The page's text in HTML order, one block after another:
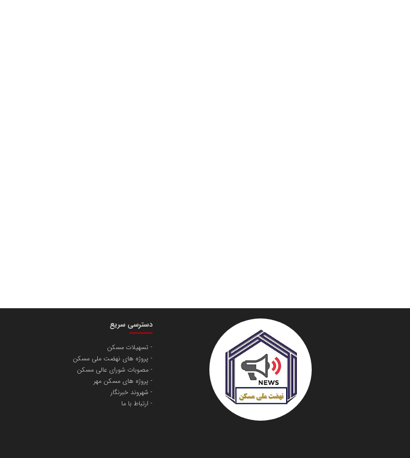
دسترسی سریع
تسهیلات مسکن
پروژه های نهضت ملی مسکن
مصوبات شورای عالی مسکن
پروژه های مسکن مهر
شهروند خبرنگار
ارتباط با ما